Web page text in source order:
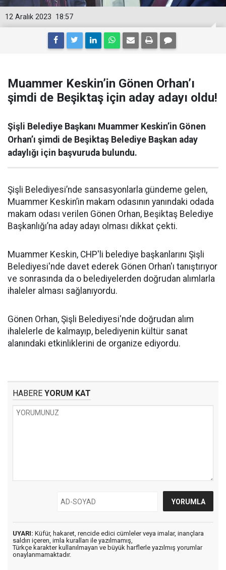
18:57
12 Aralık 2023
Muammer Keskin’in Gönen Orhan’ı
şimdi de Beşiktaş için aday adayı oldu!
Şişli Belediye Başkanı Muammer Keskin’in Gönen
Orhan’ı şimdi de Beşiktaş Belediye Başkan aday
adaylığı için başvuruda bulundu.
Şişli Belediyesi’nde sansasyonlarla gündeme gelen,
Muammer Keskin’in makam odasının yanındaki odada
makam odası verilen Gönen Orhan, Beşiktaş Belediye
Başkanlığı’na aday adayı olması dikkat çekti.
Muammer Keskin, CHP'li belediye başkanlarını Şişli
Belediyesi'nde davet ederek Gönen Orhan'ı tanıştırıyor
ve sonrasında da o belediyelerden doğrudan alımlarla
ihaleler alması sağlanıyordu.
Gönen Orhan, Şişli Belediyesi'nde doğrudan alım
ihalelerle de kalmayıp, belediyenin kültür sanat
alanındaki etkinliklerini de organize ediyordu.
HABERE YORUM KAT
UYARI: Küfür, hakaret, rencide edici cümleler veya imalar, inançlara
saldırı içeren, imla kuralları ile yazılmamış,
Türkçe karakter kullanılmayan ve büyük harflerle yazılmış yorumlar
onaylanmamaktadır.